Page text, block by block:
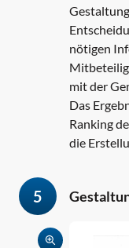
nötigen
mit der
Das
Ranking
die
5